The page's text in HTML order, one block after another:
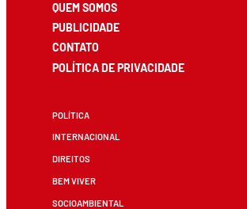
QUEM SOMOS
PUBLICIDADE
CONTATO
POLÍTICA DE PRIVACIDADE
POLÍTICA
INTERNACIONAL
DIREITOS
BEM VIVER
SOCIOAMBIENTAL